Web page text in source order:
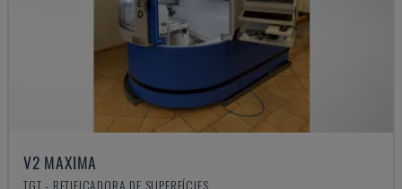
V2 MAXIMA
TGT - RETIFICADORA DE SUPERFÍCIES